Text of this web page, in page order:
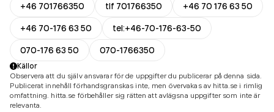
+46 701766350
tlf 701766350
+46 70 176 63 50
+46 70-176 63 50
tel:+46-70-176-63-50
070-176 63 50
070-1766350
Källor
Observera att du själv ansvarar för de uppgifter du publicerar på denna sida.
Publicerat innehåll förhandsgranskas inte, men övervakas av hitta.se i rimlig
omfattning. hitta.se förbehåller sig rätten att avlägsna uppgifter som inte är
relevanta.